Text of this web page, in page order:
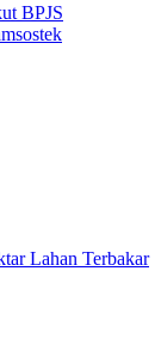
BPJS
Lahan Terbakar